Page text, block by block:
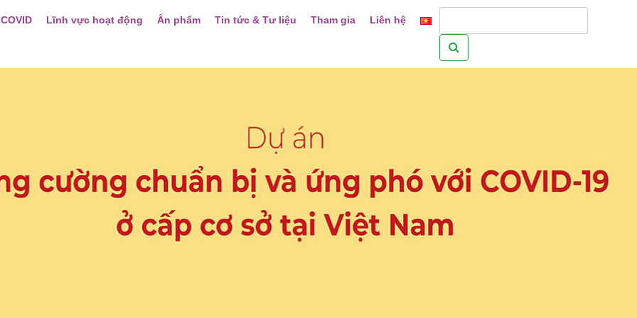
Lĩnh vực hoạt động Ấn phẩm Tin tức & Tư liệu Tham gia Liên hệ